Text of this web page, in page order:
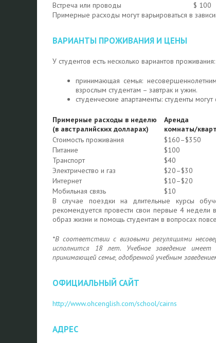
Встреча или проводы
$ 100
Примерные расходы могут варьироваться в
ВАРИАНТЫ ПРОЖИВАНИЯ И ЦЕНЫ
У студентов есть несколько вариантов проживания:
принимающая семья:
взрослым студентам – завтрак и ужин.
студенческие апартаменты: студенты
Примерные расходы в неделю
(в австралийских долларах)
Аренда
комнаты/
Стоимость проживания
$160–$350
Питание
$100
Транспорт
$40
Электричество и газ
$20–$30
Интернет
$10–$20
Мобильная связь
$10
В случае поездки на длительные курсы
рекомендуется провести свои первые 4 недели
образ жизни и помощь студентам в вопросах
*В соответствии с визовыми регуляциями
исполнится 18 лет. Учебное заведение
принимающей семье, одобренной учебным
ОФИЦИАЛЬНЫЙ САЙТ
http://www.ohcenglish.com/school/cairns
АДРЕС